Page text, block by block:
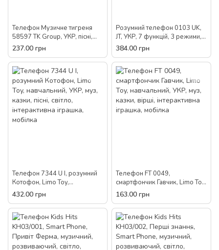
Телефон Музичне тигреня
58597 TK Group, УКР, пісні,
казки, підсвічування,
інтерактивна іграшка, для
дітей
237.00 грн
Розумний телефон 0103 UK,
JT, УКР, 7 функцій, 3 режими,
підсвічування, інтерактивна
іграшка, для дітей, Кмітлива
мобілочка
384.00 грн
Телефон 7344 U I, розумний
Котофон, Limo Toy,
навчальний, УКР, муз, казки,
пісні, світло, інтерактивна
іграшка, мобілка
432.00 грн
Телефон FT 0049,
смартфончик Гавчик, Limo Toy,
навчальний, УКР, муз, казки,
вірші, інтерактивна іграшка,
мобілка
163.00 грн